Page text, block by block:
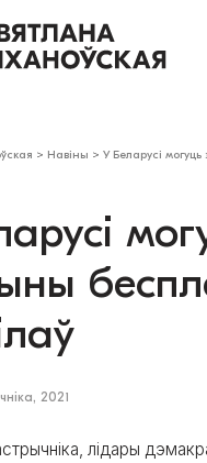
> Навіны >У Беларусі
2021
лідары